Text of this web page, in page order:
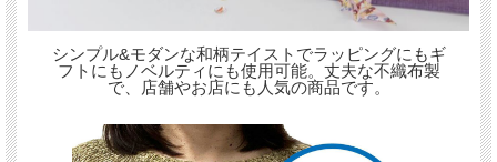
シンプル&モダンな和柄テイストでラッピングにもギ
フトにもノベルティにも使用可能。丈夫な不織布製
で、店舗やお店にも人気の商品です。